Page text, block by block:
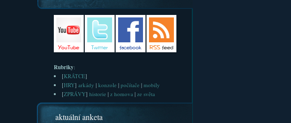
Rubriky:
[KRÁTCE]
[HRY] arkády | konzole| počítače| mobily
[ZPRÁVY] historie| z homova| ze světa
aktuální anketa